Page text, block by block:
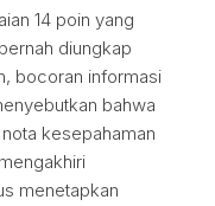
14 poin yang
diungkap
bocoran informasi
bahwa
kesepahaman
menetapkan